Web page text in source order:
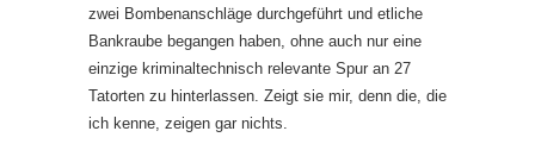
zwei Bombenanschläge durchgeführt und etliche
Bankraube begangen haben, ohne auch nur eine
einzige kriminaltechnisch relevante Spur an 27
Tatorten zu hinterlassen. Zeigt sie mir, denn die, die
ich kenne, zeigen gar nichts.